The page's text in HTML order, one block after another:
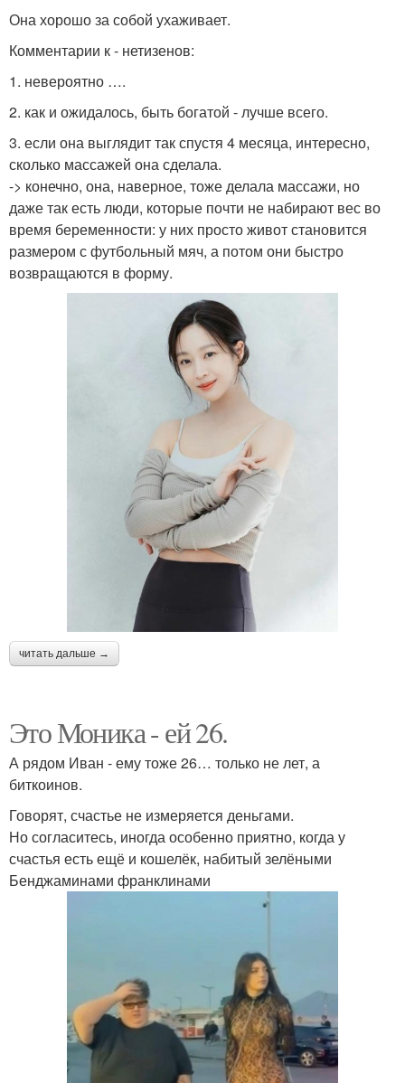
Она хорошо за собой ухаживает.
Комментарии к - нетизенов:
1. невероятно ….
2. как и ожидалось, быть богатой - лучше всего.
3. если она выглядит так спустя 4 месяца, интересно,
сколько массажей она сделала.
-> конечно, она, наверное, тоже делала массажи, но
даже так есть люди, которые почти не набирают вес во
время беременности: у них просто живот становится
размером с футбольный мяч, а потом они быстро
возвращаются в форму.
читать дальше →
Это Моника - ей 26.
А рядом Иван - ему тоже 26… только не лет, а
биткоинов.
Говорят, счастье не измеряется деньгами.
Но согласитесь, иногда особенно приятно, когда у
счастья есть ещё и кошелёк, набитый зелёными
Бенджаминами франклинами